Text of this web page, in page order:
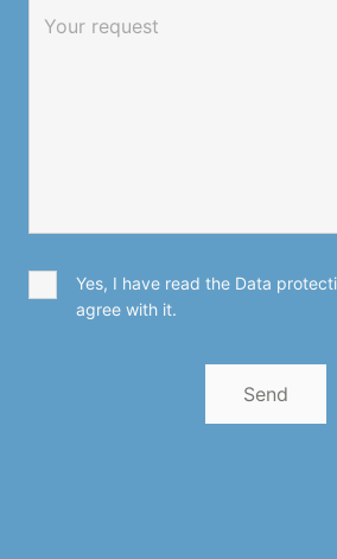
Yes, I have read the Data
agree with it.